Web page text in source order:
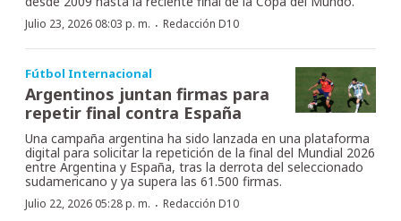
Julio 23, 2026 08:03 p. m. · Redacción D10
Fútbol Internacional
Argentinos juntan firmas para
repetir final contra España
Una campaña argentina ha sido lanzada en una plataforma
digital para solicitar la repetición de la final del Mundial 2026
entre Argentina y España, tras la derrota del seleccionado
sudamericano y ya supera las 61.500 firmas.
Julio 22, 2026 05:28 p. m. · Redacción D10